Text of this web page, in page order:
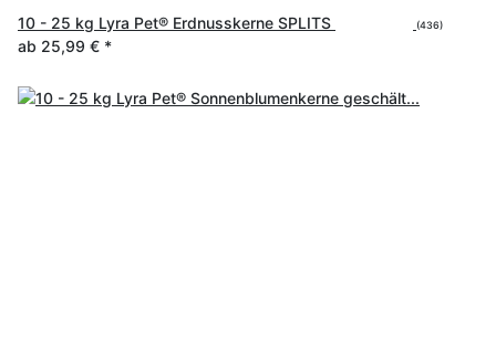
10 - 25 kg Lyra Pet® Erdnusskerne SPLITS (436)
ab 25,99 € *